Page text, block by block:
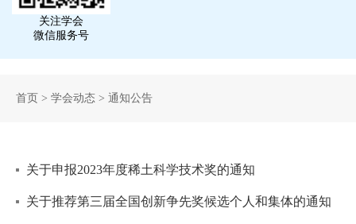
关注学会
微信服务号
首页 > 学会动态 > 通知公告
关于申报2023年度稀土科学技术奖的通知
关于推荐第三届全国创新争先奖候选个人和集体的通知